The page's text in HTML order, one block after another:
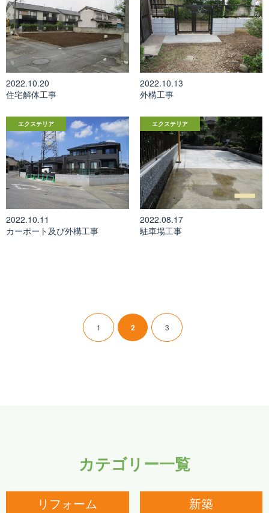
2022.10.20
住宅解体工事
2022.10.13
外構工事
エクステリア
2022.10.11
カーポート及び外構工事
エクステリア
2022.08.17
駐車場工事
1 2 3
カテゴリー一覧
リフォーム 新築